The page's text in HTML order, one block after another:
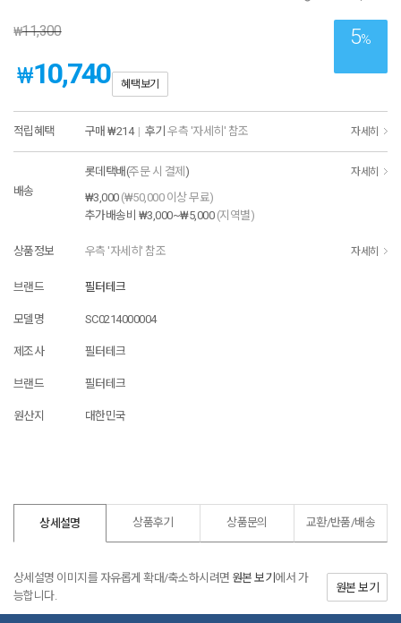
5%
₩11,300
₩10,740 혜택보기
적립혜택 구매 ₩214 | 후기 우측 '자세히' 참조 자세히
배송
롯데택배(주문 시 결제 ) 자세히
₩3,000 (₩50,000 이상 무료)
추가배송비 ₩3,000~₩5,000 (지역별)
상품정보 우측 '자세히' 참조 자세히
브랜드 필터테크
모델명 SC0214000004
제조사 필터테크
브랜드 필터테크
원산지 대한민국
상세설명 상품후기 상품문의 교환/반품/배송
상세설명 이미지를 자유롭게 확대/축소하시려면 원본 보기 에서 가
능합니다.
원본 보기